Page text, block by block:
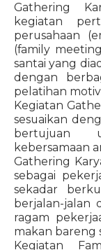
Gathering
kegiatan
perusahaan
(family
santai yang
dengan
pelatihan
Kegiatan
sesuaikan
bertujuan
kebersamaan
Gathering
sebagai
sekadar
berjalan-jalan
ragam
makan bareng
Kegiatan